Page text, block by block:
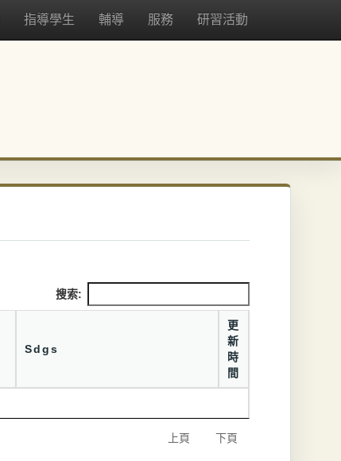
指導學生 輔導 服務 研習活動
搜索:
Sdgs
更
新
時
間
上頁 下頁